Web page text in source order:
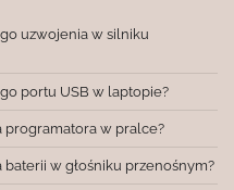
uzwojenia w silniku
portu USB w laptopie?
programatora w pralce?
w głośniku przenośnym?